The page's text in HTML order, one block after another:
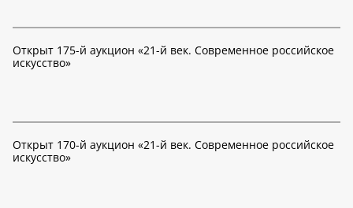
Открыт 175-й аукцион «21-й век. Современное российское
искусство»
Открыт 170-й аукцион «21-й век. Современное российское
искусство»